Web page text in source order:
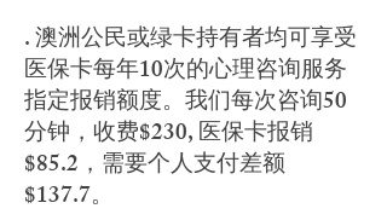
. 澳洲公民或绿卡持有者均可享受
医保卡每年10次的心理咨询服务
指定报销额度。我们每次咨询50
分钟，收费$230, 医保卡报销
$85.2，需要个人支付差额
$137.7。